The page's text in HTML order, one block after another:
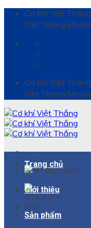
dung
Cơ Khí Việt
Viet Thang
Cơ Khí Việt
Viet Thang
Trang chủ
Giới thiệu
Sản phẩm